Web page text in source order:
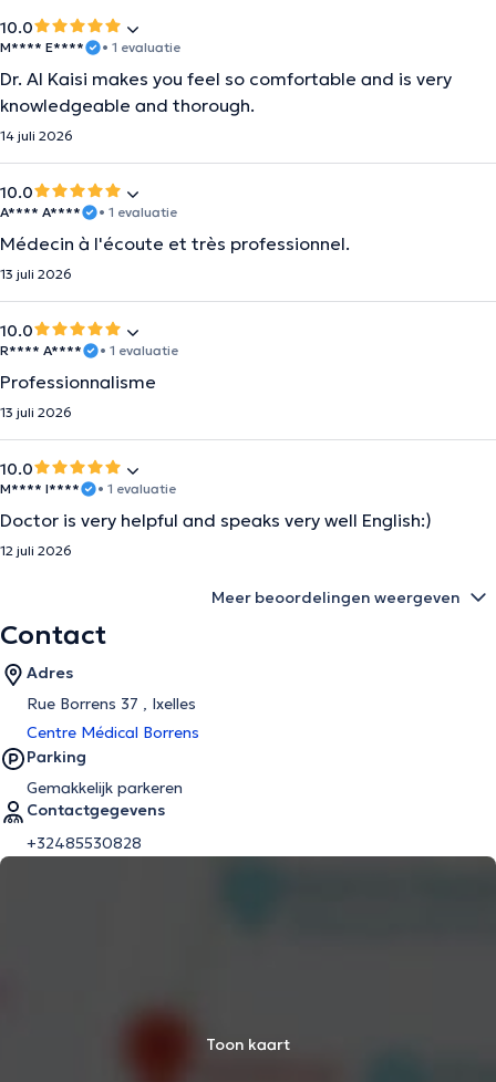
10.0
M**** E**** • 1 evaluatie
Dr. Al Kaisi makes you feel so comfortable and is very
knowledgeable and thorough.
14 juli 2026
10.0
A**** A**** • 1 evaluatie
Médecin à l'écoute et très professionnel.
13 juli 2026
10.0
R**** A**** • 1 evaluatie
Professionnalisme
13 juli 2026
10.0
M**** I**** • 1 evaluatie
Doctor is very helpful and speaks very well English:)
12 juli 2026
Meer beoordelingen weergeven
Contact
Adres
Rue Borrens 37 , Ixelles
Centre Médical Borrens
Parking
Gemakkelijk parkeren
Contactgegevens
+32485530828
Toon kaart